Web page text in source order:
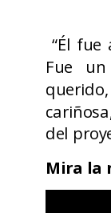
“Él
Fue
del
Mira la